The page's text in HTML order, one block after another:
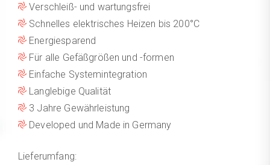
Verschleiß- und wartungsfrei
Schnelles elektrisches Heizen bis 200°C
Energiesparend
Für alle Gefäßgrößen und -formen
Einfache Systemintegration
Langlebige Qualität
3 Jahre Gewährleistung
Developed und Made in Germany
Lieferumfang: